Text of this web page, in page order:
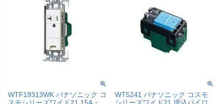
WTF19313WK パナソニック コ
スモシリーズワイド21 15A・
WT5241 パナソニック コスモ
シリーズワイド21 埋込パイロ